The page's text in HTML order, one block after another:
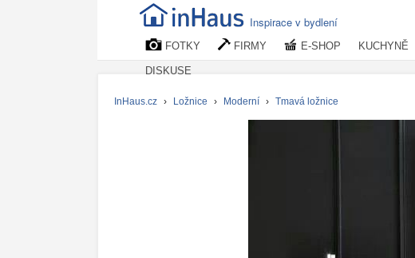
Inspirace v bydlení
FOTKY FIRMY E-SHOP KUCHYNĚ
DISKUSE
InHaus.cz › Ložnice › Moderní › Tmavá ložnice